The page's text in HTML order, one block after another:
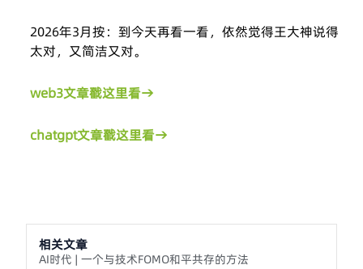
2026年3月按：到今天再看一看，依然觉得王大神说得
太对，又简洁又对。
web3文章戳这里看→
chatgpt文章戳这里看→
相关文章
AI时代 | 一个与技术FOMO和平共存的方法